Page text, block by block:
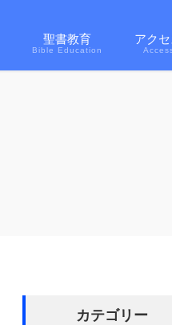
聖書教育
Bible Education
アク
カテゴリー